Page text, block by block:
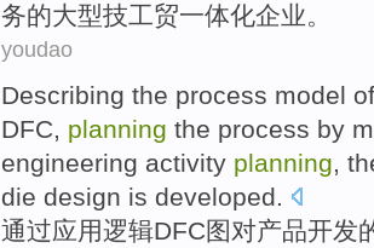
务的大型技工贸一体化企业。
youdao
Describing the process model of
DFC, planning the process by
engineering activity planning,
die design is developed.
通过应用逻辑DFC图对产品开发